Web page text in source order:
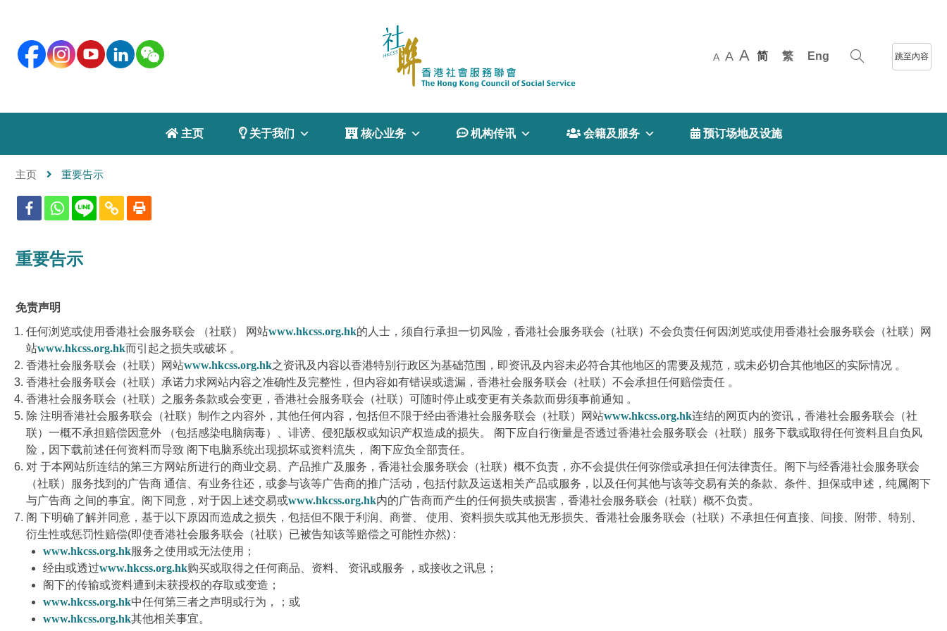
A A A 简 繁 Eng 跳至內容
 主页  关于我们  核心业务  机构传讯  会籍及服务  预订场地及设施
主页 重要告示
重要告示
免责声明
任何浏览或使用香港社会服务联会 （社联） 网站www.hkcss.org.hk的人士，须自行承担一切风险，香港社会服务联会（社联）不会负责任何因浏览或使用香港社会服务联会（社联）网
站www.hkcss.org.hk而引起之损失或破坏 。
香港社会服务联会（社联）网站www.hkcss.org.hk之资讯及内容以香港特别行政区为基础范围，即资讯及内容未必符合其他地区的需要及规范，或未必切合其他地区的实际情况 。
香港社会服务联会（社联）承诺力求网站内容之准确性及完整性，但内容如有错误或遗漏，香港社会服务联会（社联）不会承担任何赔偿责任 。
香港社会服务联会（社联）之服务条款或会变更，香港社会服务联会（社联）可随时停止或变更有关条款而毋须事前通知 。
除 注明香港社会服务联会（社联）制作之内容外，其他任何内容，包括但不限于经由香港社会服务联会（社联）网站www.hkcss.org.hk连结的网页内的资讯，香港社会服务联会（社
联）一概不承担赔偿因意外 （包括感染电脑病毒）、诽谤、侵犯版权或知识产权造成的损失。 阁下应自行衡量是否透过香港社会服务联会（社联）服务下载或取得任何资料且自负风
险，因下载前述任何资料而导致 阁下电脑系统出现损坏或资料流失， 阁下应负全部责任。
对 于本网站所连结的第三方网站所进行的商业交易、产品推广及服务，香港社会服务联会（社联）概不负责，亦不会提供任何弥偿或承担任何法律责任。阁下与经香港社会服务联会
（社联）服务找到的广告商 通信、有业务往还，或参与该等广告商的推广活动，包括付款及运送相关产品或服务，以及任何其他与该等交易有关的条款、条件、担保或申述，纯属阁下
与广告商 之间的事宜。阁下同意，对于因上述交易或www.hkcss.org.hk内的广告商而产生的任何损失或损害，香港社会服务联会（社联）概不负责。
阁 下明确了解并同意，基于以下原因而造成之损失，包括但不限于利润、商誉、 使用、资料损失或其他无形损失、香港社会服务联会（社联）不承担任何直接、间接、附带、特别、
衍生性或惩罚性赔偿(即使香港社会服务联会（社联）已被告知该等赔偿之可能性亦然) :
www.hkcss.org.hk服务之使用或无法使用；
经由或透过www.hkcss.org.hk购买或取得之任何商品、资料、 资讯或服务 ，或接收之讯息；
阁下的传输或资料遭到未获授权的存取或变造；
www.hkcss.org.hk中任何第三者之声明或行为，；或
www.hkcss.org.hk其他相关事宜。